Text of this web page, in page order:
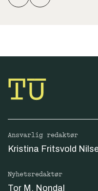
Ansvarlig redaktør
Kristina Fritsvold
Nyhetsredaktør
Tor M. Nondal